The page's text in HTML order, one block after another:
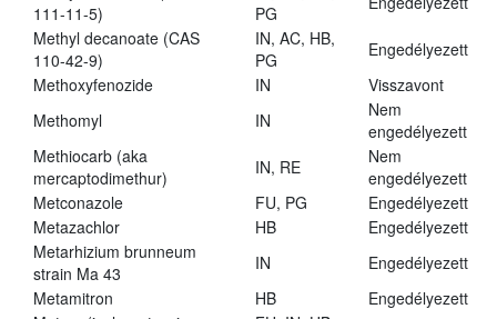
111-11-5)
PG
Methyl decanoate (CAS
110-42-9)
IN, AC, HB,
PG
Engedélyezett
Methoxyfenozide
IN
Visszavont
Methomyl
IN
Nem
engedélyezett
Methiocarb (aka
mercaptodimethur)
IN, RE
Nem
engedélyezett
Metconazole
FU, PG
Engedélyezett
Metazachlor
HB
Engedélyezett
Metarhizium brunneum
strain Ma 43
IN
Engedélyezett
Metamitron
HB
Engedélyezett